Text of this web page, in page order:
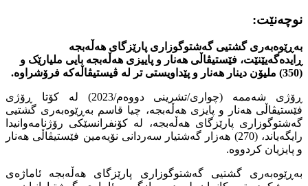
نوچەنێت:
بەڕێوەبەری گشتیی گەشتوگوزاری پارێزگای هەڵەبجە
ڕایدەگەیێنێت، فێستیڤاڵی هەنار و پاییزی هه‌ڵه‌بجه‌ بایی ملیارێک و
(350) ملیۆن دینار هەنار و پێداویستی تر لە ڤیستیڤاڵەکە فرۆشراوە.
ڕۆژى شەممە (چوارى/تشرینى دووەم/2023) لە کۆتا ڕۆژى
فێستیڤاڵى هەنار و پایزى هەڵەبجە، چیا قاسم بەڕێوەبەری گشتیی
گەشتوگوزاری پارێزگای هەڵەبجە، لە کۆنفرانسێكی رۆژنامەوانیدا
رایگەیاند، (270) هەزار گەشتیار سەردانی نۆیەمین فێستیڤاڵی هەنار
و پایزیان کردووە.
بەڕێوەبەری گشتیی گەشتوگوزاری پارێزگای هەڵەبجە ئاماژەى